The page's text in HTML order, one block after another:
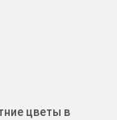
цветы в